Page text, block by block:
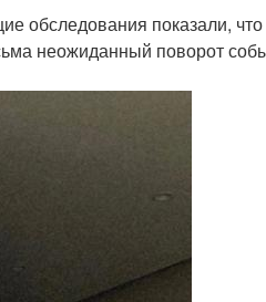
обследования показали,
неожиданный поворот